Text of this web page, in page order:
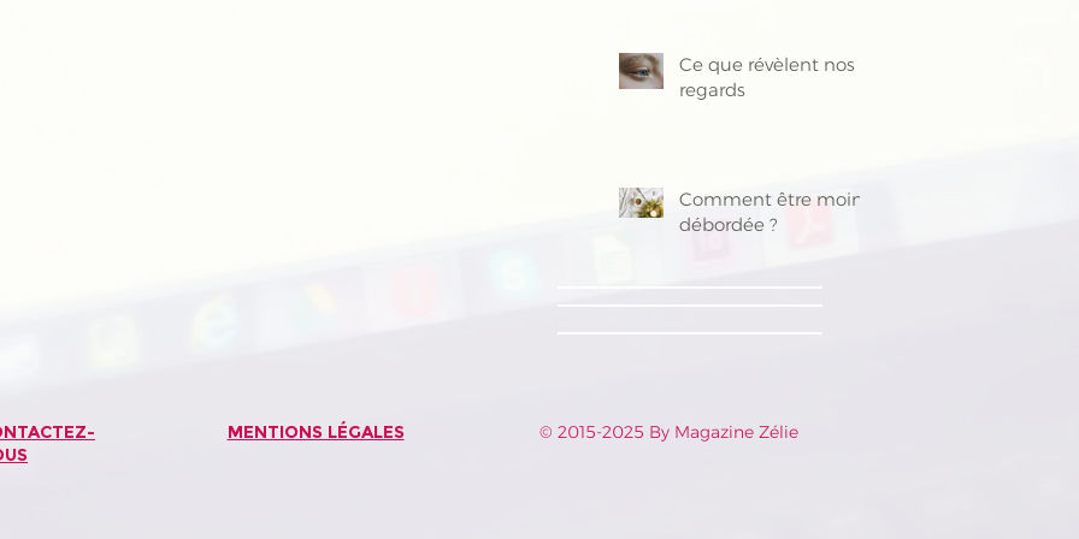
Ce que révèlent nos
regards
Comment être moins
débordée ?
MENTIONS LÉGALES © 2015-2025 By Magazine Zélie